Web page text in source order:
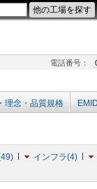
電話番号：
理念・品質規格
インフラ(4)